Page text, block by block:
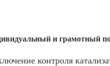
и грамотный
контроля